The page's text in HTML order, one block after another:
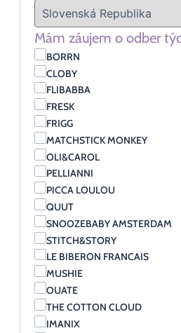
Mám záujem o odber
BORRN
CLOBY
FLIBABBA
FRESK
FRIGG
MATCHSTICK MONKEY
OLI&CAROL
PELLIANNI
PICCA LOULOU
QUUT
SNOOZEBABY AMSTERDAM
STITCH&STORY
LE BIBERON FRANCAIS
MUSHIE
OUATE
THE COTTON CLOUD
IMANIX